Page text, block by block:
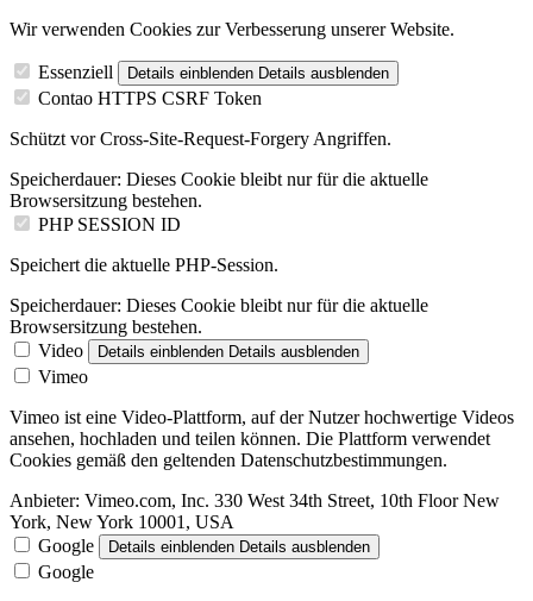
Wir verwenden Cookies zur Verbesserung unserer Website.
Essenziell Details einblenden Details ausblenden
Contao HTTPS CSRF Token
Schützt vor Cross-Site-Request-Forgery Angriffen.
Speicherdauer: Dieses Cookie bleibt nur für die aktuelle
Browsersitzung bestehen.
PHP SESSION ID
Speichert die aktuelle PHP-Session.
Speicherdauer: Dieses Cookie bleibt nur für die aktuelle
Browsersitzung bestehen.
Video
Details einblenden Details ausblenden
Vimeo
Vimeo ist eine Video-Plattform, auf der Nutzer hochwertige Videos
ansehen, hochladen und teilen können. Die Plattform verwendet
Cookies gemäß den geltenden Datenschutzbestimmungen.
Anbieter: Vimeo.com, Inc. 330 West 34th Street, 10th Floor New
York, New York 10001, USA
Google
Details einblenden Details ausblenden
Google